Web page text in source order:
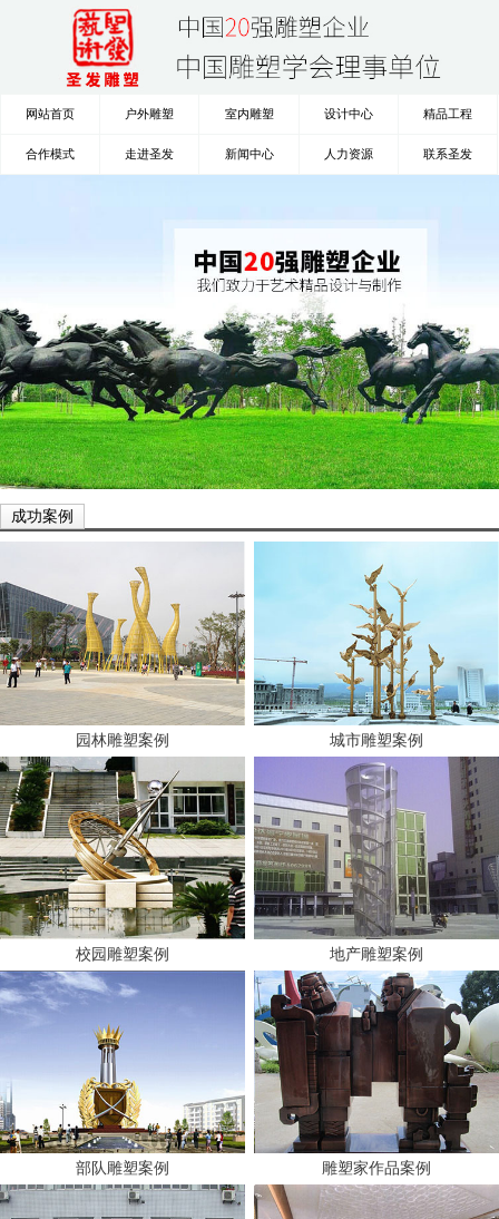
网站首页 户外雕塑 室内雕塑 设计中心 精品工程
合作模式 走进圣发 新闻中心 人力资源 联系圣发
成功案例
园林雕塑案例
校园雕塑案例
部队雕塑案例
城市雕塑案例
地产雕塑案例
雕塑家作品案例